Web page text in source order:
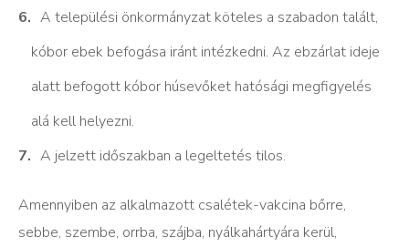
A települési önkormányzat köteles a szabadon talált,
kóbor ebek befogása iránt intézkedni. Az ebzárlat ideje
alatt befogott kóbor húsevőket hatósági megfigyelés
alá kell helyezni.
A jelzett időszakban a legeltetés tilos.
Amennyiben az alkalmazott csalétek-vakcina bőrre,
sebbe, szembe, orrba, szájba, nyálkahártyára kerül,